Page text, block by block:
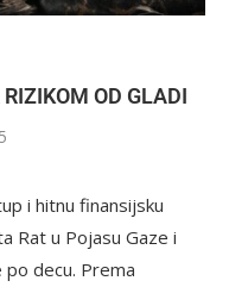
OD GLADI
i hitnu finansijsku
Rat u Pojasu Gaze i
decu. Prema